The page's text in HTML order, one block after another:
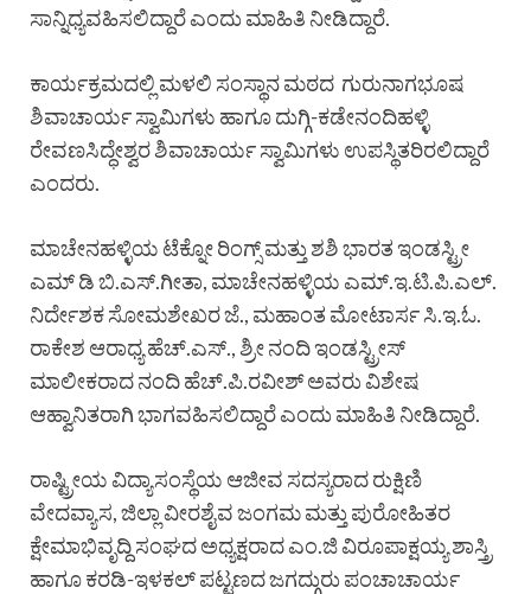
ಸಾನ್ನಿಧ್ಯವಹಿಸಲಿದ್ದಾರೆ ಎಂದು ಮಾಹಿತಿ ನೀಡಿದ್ದಾರೆ.
ಕಾರ್ಯಕ್ರಮದಲ್ಲಿ ಮಳಲಿ ಸಂಸ್ಥಾನ ಮಠದ ಗುರುನಾಗಭೂಷ
ಶಿವಾಚಾರ್ಯ ಸ್ವಾಮಿಗಳು ಹಾಗೂ ದುಗ್ಗಿ-ಕಡೇನಂದಿಹಳ್ಳಿ
ರೇವಣಸಿದ್ಧೇಶ್ವರ ಶಿವಾಚಾರ್ಯ ಸ್ವಾಮಿಗಳು ಉಪಸ್ಥಿತರಿರಲಿದ್ದಾರೆ
ಎಂದರು.
ಮಾಚೇನಹಳ್ಳಿಯ ಟೆಕ್ನೋ ರಿಂಗ್ಸ್ ಮತ್ತು ಶಶಿ ಭಾರತ ಇಂಡಸ್ಟ್ರೀ
ಎಮ್ ಡಿ ಬಿ.ಎಸ್.ಗೀತಾ, ಮಾಚೇನಹಳ್ಳಿಯ ಎಮ್.ಇ.ಟಿ.ಪಿ.ಎಲ್.
ನಿರ್ದೇಶಕ ಸೋಮಶೇಖರ ಜೆ., ಮಹಾಂತ ಮೋಟಾರ್ಸ ಸಿ.ಇ.ಓ.
ರಾಕೇಶ ಆರಾಧ್ಯ ಹೆಚ್.ಎಸ್., ಶ್ರೀ ನಂದಿ ಇಂಡಸ್ಟ್ರೀಸ್
ಮಾಲೀಕರಾದ ನಂದಿ ಹೆಚ್.ಪಿ.ರವೀಶ್ ಅವರು ವಿಶೇಷ
ಆಹ್ವಾನಿತರಾಗಿ ಭಾಗವಹಿಸಲಿದ್ದಾರೆ ಎಂದು ಮಾಹಿತಿ ನೀಡಿದ್ದಾರೆ.
ರಾಷ್ಟ್ರೀಯ ವಿದ್ಯಾಸಂಸ್ಥೆಯ ಆಜೀವ ಸದಸ್ಯರಾದ ರುಕ್ಷಿಣಿ
ವೇದವ್ಯಾಸ, ಜಿಲ್ಲಾ ವೀರಶೈವ ಜಂಗಮ ಮತ್ತು ಪುರೋಹಿತರ
ಕ್ಷೇಮಾಭಿವೃದ್ದಿ ಸಂಘದ ಅಧ್ಯಕ್ಷರಾದ ಎಂ.ಜಿ ವಿರೂಪಾಕ್ಷಯ್ಯ ಶಾಸ್ತ್ರಿ
ಹಾಗೂ ಕರಡಿ-ಇಳಕಲ್‌ ಪಟ್ಟಣದ ಜಗದ್ಗುರು ಪಂಚಾಚಾರ್ಯ